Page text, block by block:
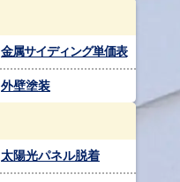
金属サイディング単価表
外壁塗装
太陽光パネル脱着